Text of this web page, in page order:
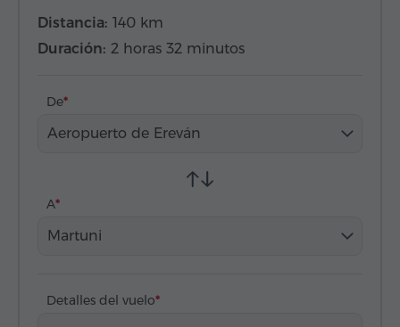
Distancia: 140 km
Duración: 2 horas 32 minutos
De
Aeropuerto de Ereván
A
Martuni
Detalles del vuelo